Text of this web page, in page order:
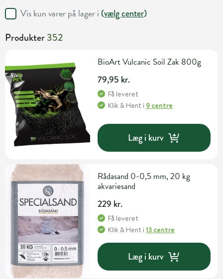
Vis kun varer på lager i (vælg center)
Produkter352
BioArt Vulcanic Soil Zak 800g
79,95 kr.
Få leveret
Klik & Hent i 9 centre
Læg i kurv
Rådasand 0-0,5 mm, 20 kg
akvariesand
229 kr.
Få leveret
Klik & Hent i13 centre
Læg i kurv